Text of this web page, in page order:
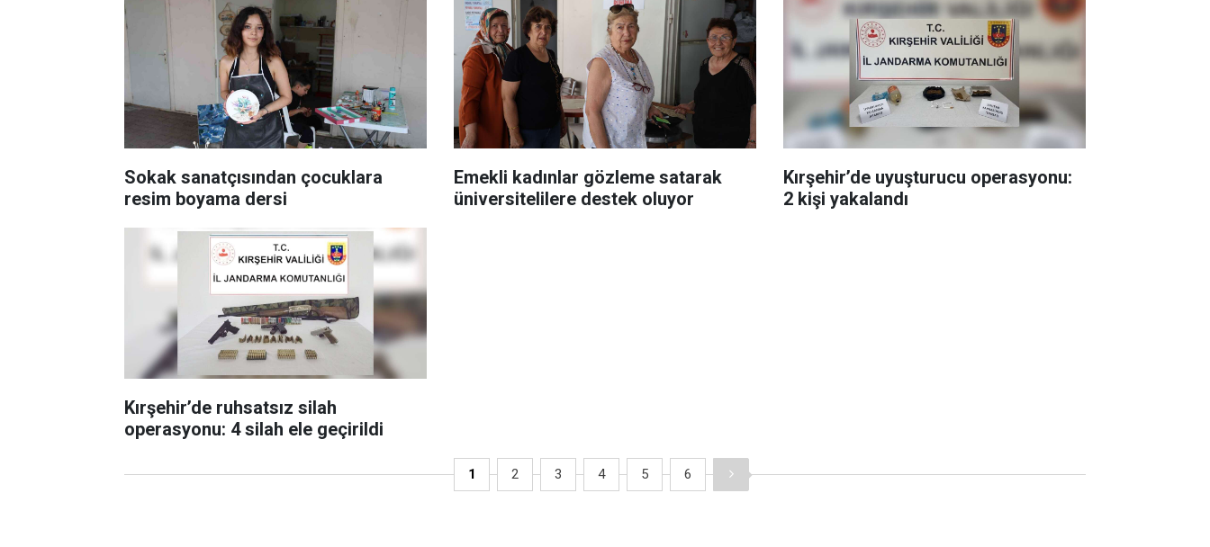
Sokak sanatçısından çocuklara
resim boyama dersi
Emekli kadınlar gözleme satarak
üniversitelilere destek oluyor
Kırşehir’de uyuşturucu operasyonu:
2 kişi yakalandı
Kırşehir’de ruhsatsız silah
operasyonu: 4 silah ele geçirildi
1 2 3 4 5 6